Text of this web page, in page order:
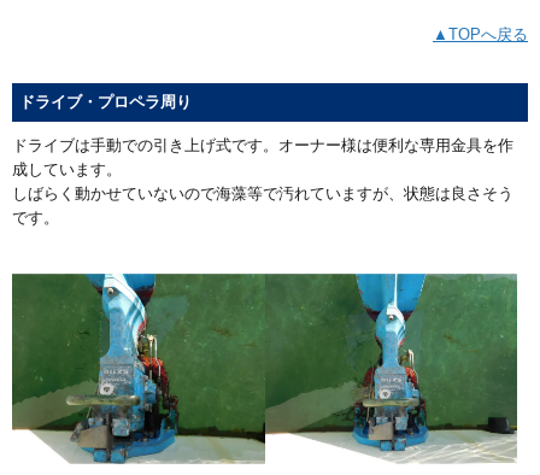
▲TOPへ戻る
ドライブ・プロペラ周り
ドライブは手動での引き上げ式です。オーナー様は便利な専用金具を作
成しています。
しばらく動かせていないので海藻等で汚れていますが、状態は良さそう
です。